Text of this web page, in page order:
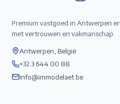
Premium vastgoed in Antwerpen
met vertrouwen en vakmanschap.
Antwerpen, België
+32 3 644 00 88
info@immodelaet.be